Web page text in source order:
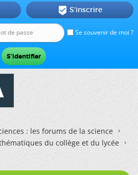
Se souvenir de moi ?
 S'inscrire
: les forums de la science
du collège et du lycée